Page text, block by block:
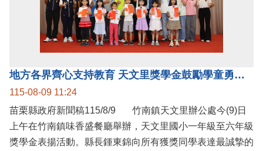
地方各界齊心支持教育 天文里獎學金鼓勵學童勇敢追夢
115-08-09 11:24
苗栗縣政府新聞稿115/8/9 竹南鎮天文里辦公處今(9)日
上午在竹南鎮味香盛餐廳舉辦，天文里國小一年級至六年級
獎學金表揚活動。縣長鍾東錦向所有獲獎同學表達最誠摯的